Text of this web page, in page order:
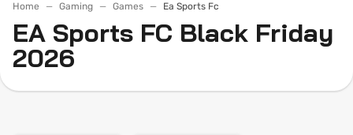
Home Gaming Games Ea Sports Fc
EA Sports FC Black Friday
2026